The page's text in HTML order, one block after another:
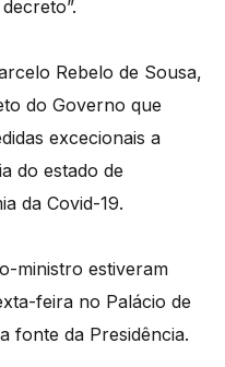
Rebelo de Sousa,
do Governo que
excecionais a
do estado de
da Covid-19.
ministro estiveram
feira no Palácio de
fonte da Presidência.